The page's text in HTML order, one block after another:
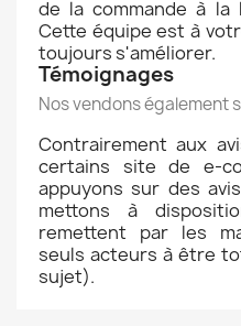
de la commande à la
Cette équipe est à
toujours s'améliorer.
Témoignages
Nos vendons également
Contrairement aux
certains site de e-
appuyons sur des
mettons à
remettent par les
seuls acteurs à être
sujet).